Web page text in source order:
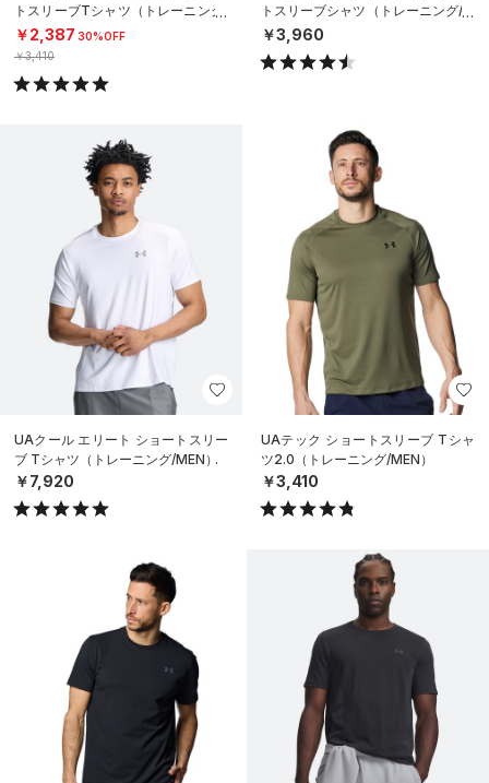
トスリーブTシャツ（トレーニング/
MEN）
￥2,387 30%OFF
￥3,410
トスリーブシャツ（トレーニング/M
EN）
￥3,960
UAクール エリート ショートスリー
ブ Tシャツ（トレーニング/MEN）
￥7,920
UAテック ショートスリーブ Tシャ
ツ2.0（トレーニング/MEN）
￥3,410